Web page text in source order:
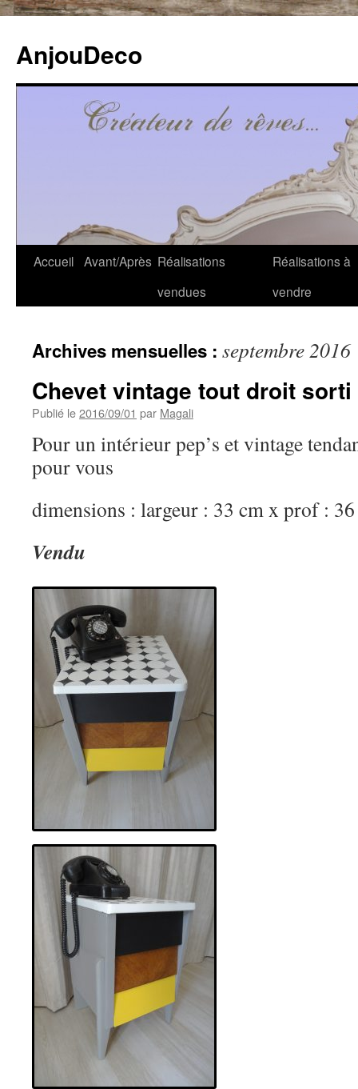
contenu
AnjouDeco
Accueil Avant/Après Réalisations
vendues
Réalisations à
vendre
Archives mensuelles : septembre 2016
Chevet vintage tout droit sorti
Publié le2016/09/01 par Magali
Pour un intérieur pep’s et vintage
pour vous
dimensions : largeur : 33 cm x prof :
Vendu